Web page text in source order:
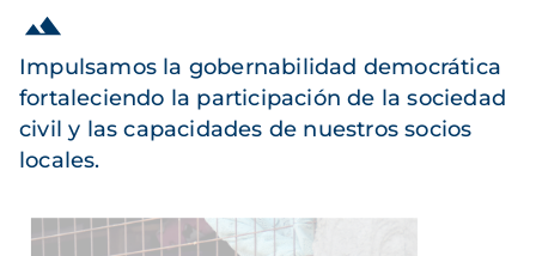
Impulsamos la gobernabilidad democrática
fortaleciendo la participación de la sociedad
civil y las capacidades de nuestros socios
locales.